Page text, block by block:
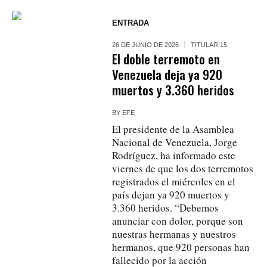
ENTRADA
26 DE JUNIO DE 2026 TITULAR 15
El doble terremoto en
Venezuela deja ya 920
muertos y 3.360 heridos
BY EFE
El presidente de la Asamblea
Nacional de Venezuela, Jorge
Rodríguez, ha informado este
viernes de que los dos terremotos
registrados el miércoles en el
país dejan ya 920 muertos y
3.360 heridos. “Debemos
anunciar con dolor, porque son
nuestras hermanas y nuestros
hermanos, que 920 personas han
fallecido por la acción